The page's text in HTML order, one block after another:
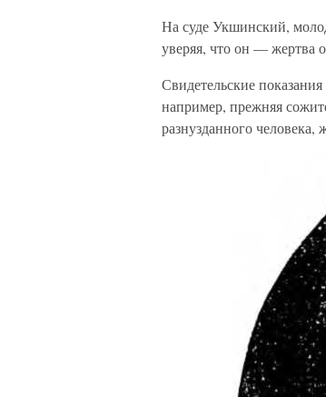
На суде Укшинский,
уверяя, что он — жертва
Свидетельские
например, прежняя
разнузданного